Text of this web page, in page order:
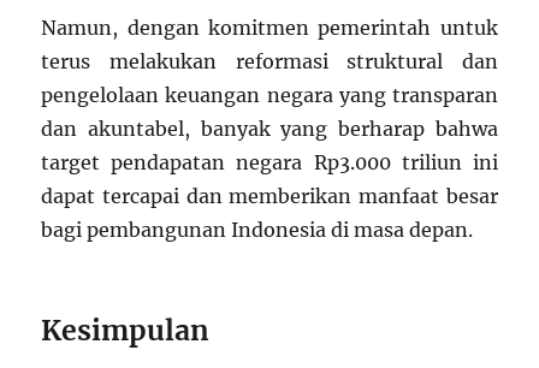
Namun, dengan komitmen pemerintah untuk
terus melakukan reformasi struktural dan
pengelolaan keuangan negara yang transparan
dan akuntabel, banyak yang berharap bahwa
target pendapatan negara Rp3.000 triliun ini
dapat tercapai dan memberikan manfaat besar
bagi pembangunan Indonesia di masa depan.
Kesimpulan